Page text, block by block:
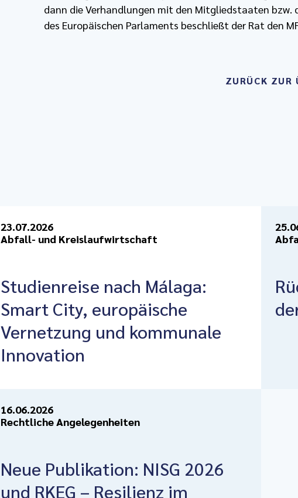
dann die Verhandlungen mit den Mitgliedstaaten bzw.
des Europäischen Parlaments beschließt der Rat den
ZURÜCK ZUR
23.07.2026
Abfall- und Kreislaufwirtschaft
Studienreise nach Málaga:
Smart City, europäische
Vernetzung und kommunale
Innovation
16.06.2026
Rechtliche Angelegenheiten
Neue Publikation: NISG 2026
und RKEG – Resilienz im